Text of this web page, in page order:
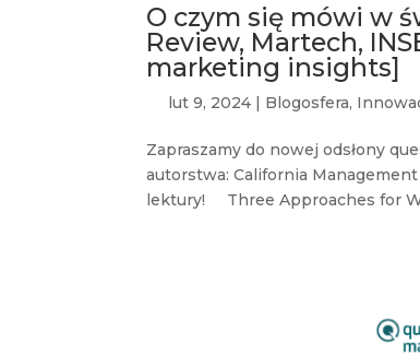
O czym się mówi w
Review, Martech,
marketing insights]
lut 9, 2024 Blogosfera,
Zapraszamy do nowej odsłony
autorstwa: California
lektury! Three Approaches for